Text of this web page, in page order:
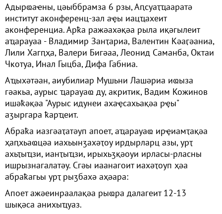
Адырҩаҽны, цәыббрамза 6 рзы, Аԥсуаҭҵааратә
институт аконференц-зал аҿы иацҵахеит
аконференциа. Арҟа ражәахәқәа рыла иқәгылеит
аҵарауаа - Владимир Занҭариа, Валентин Кәаӷәаниа,
Лили Хагԥҳа, Валери Бигәаа, Леонид Саманба, Октаи
Чкотуа, Инал Гыцба, Дифа Габниа.
Аҵыхәтәан, аиубилиар Мушьни Лашәриа иҩыза
гәакьа, аурыс ҵарауаҩ ду, акритик, Вадим Кожинов
ишәҟәқәа "Аурыс идунеи ахаҿсахьақәа рҿы"
аӡыргара ҟарҵеит.
Абраҟа иазгәаҭатәуп апоет, аҵарауаҩ ирҿиамҭақәа
ҳаԥхьаҩцәа иахьынӡахәҭоу ирдырларц азы, урҭ
ахьҭыҵзи, ианҭыҵзи, ирыхьӡқәоуи ирласы-рласны
ишрызнагалатәу. Сгәы иаанагоит иахәҭоуп ҳәа
абраҟагьы урҭ рыӡбахә аҳәара:
Апоет ажәеинраалақәа рыҩра далагеит 12-13
шықәса анихыҵуаз.